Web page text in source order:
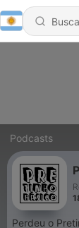
Podcasts
Perdeu o